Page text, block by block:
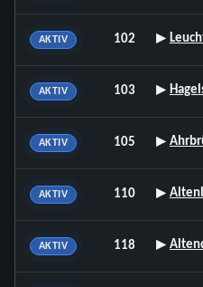
AKTIV 102 ▸
AKTIV 103 ▸
AKTIV 105 ▸
AKTIV 110 ▸
AKTIV 118 ▸